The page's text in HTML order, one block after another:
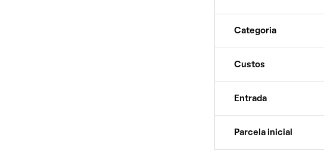
Categoria
Custos
Entrada
Parcela inicial